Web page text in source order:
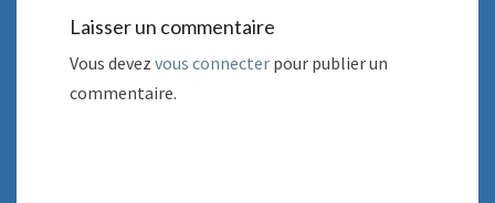
Laisser un commentaire
Vous devez vous connecter pour publier un
commentaire.